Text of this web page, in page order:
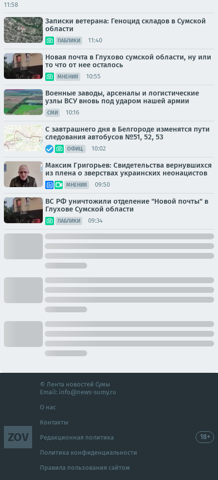
11:58
Записки ветерана: Геноцид складов в Сумской
области
ПАБЛИКИ 11:40
Новая почта в Глухово сумской области, ну или
то что от нее осталось
МНЕНИЯ 10:55
Военные заводы, арсеналы и логистические
узлы ВСУ вновь под ударом нашей армии
СМИ 10:16
С завтрашнего дня в Белгороде изменятся пути
следования автобусов №51, 52, 53
ОФИЦ. 10:02
Максим Григорьев: Свидетельства вернувшихся
из плена о зверствах украинских неонацистов
МНЕНИЯ 09:50
ВС РФ уничтожили отделение "Новой почты" в
Глухове Сумской области
ПАБЛИКИ 09:34
ZOV
© Лента новостей Сумы
Email: info@news-sumy.ru
О нас
Контакты
Редакционная политика
Политика конфиденциальности
Правила пользования сайтом
18+